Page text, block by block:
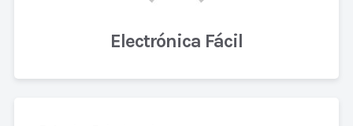
Electrónica Fácil